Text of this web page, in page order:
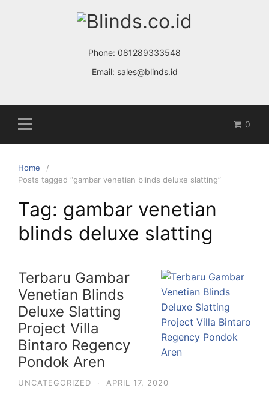
Phone: 081289333548
Email: sales@blinds.id
0
Home
Posts tagged “gambar venetian blinds deluxe slatting”
Tag: gambar venetian
blinds deluxe slatting
Terbaru Gambar
Venetian Blinds
Deluxe Slatting
Project Villa
Bintaro Regency
Pondok Aren
UNCATEGORIZED · APRIL 17, 2020